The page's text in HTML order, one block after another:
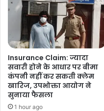
Insurance Claim: ज्यादा
सवारी होने के आधार पर बीमा
कंपनी नहीं कर सकती क्लेम
खारिज, उपभोक्ता आयोग ने
सुनाया फैसला
1 hour ago